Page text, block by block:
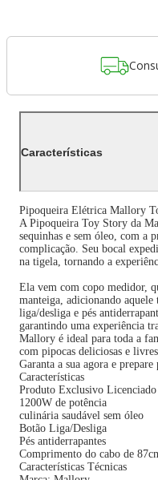
Características
Pipoqueira Elétrica Mallory
A Pipoqueira Toy Story da
sequinhas e sem óleo, com a
complicação. Seu bocal
na tigela, tornando a
Ela vem com copo medidor,
manteiga, adicionando aquele
liga/desliga e pés
garantindo uma experiência
Mallory é ideal para toda a
com pipocas deliciosas e
Garanta a sua agora e
Características
Produto Exclusivo
1200W de potência
culinária saudável sem óleo
Botão Liga/Desliga
Pés antiderrapantes
Comprimento do cabo de
Características Técnicas